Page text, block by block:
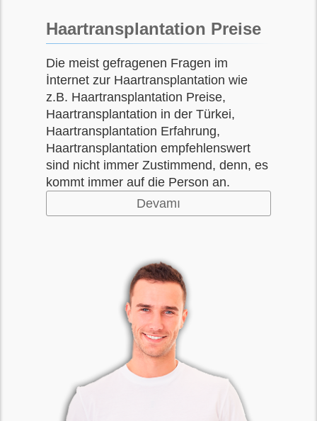
Haartransplantation Preise
Die meist gefragenen Fragen im
İnternet zur Haartransplantation wie
z.B. Haartransplantation Preise,
Haartransplantation in der Türkei,
Haartransplantation Erfahrung,
Haartransplantation empfehlenswert
sind nicht immer Zustimmend, denn, es
kommt immer auf die Person an.
Devamı